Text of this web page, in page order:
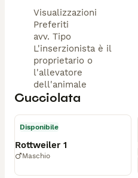
Visualizzazioni
Preferiti
avv. Tipo
L'inserzionista è il
proprietario o
l'allevatore
dell'animale
Cucciolata
Disponibile
Rottweiler 1
Maschio